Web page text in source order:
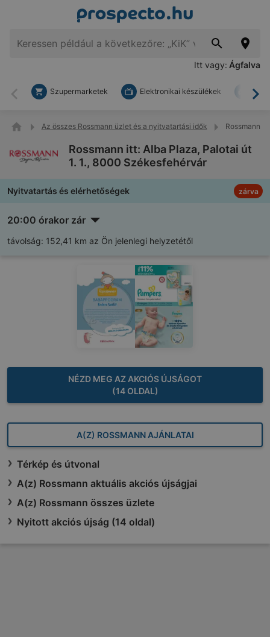
Itt vagy: Ágfalva
Vissza
Szupermarketek Elektronikai készülékek
Az összes Rossmann üzlet és a nyitvatartási idők Rossmann
Rossmann itt: Alba Plaza, Palotai út
1. 1., 8000 Székesfehérvár
Nyitvatartás és elérhetőségek zárva
20:00 órakor zár
távolság: 152,41 km az Ön jelenlegi helyzetétől
NÉZD MEG AZ AKCIÓS ÚJSÁGOT
(14 OLDAL)
A(Z) ROSSMANN AJÁNLATAI
Térkép és útvonal
A(z) Rossmann aktuális akciós újságjai
A(z) Rossmann összes üzlete
Nyitott akciós újság (14 oldal)